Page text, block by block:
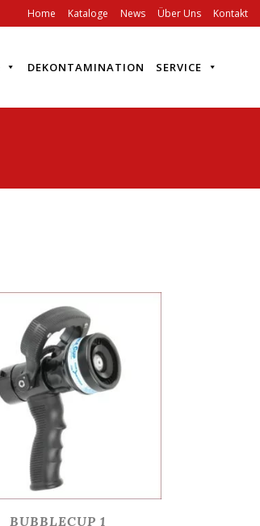
Home Kataloge News Über Uns Kontakt
DEKONTAMINATION SERVICE
BUBBLECUP 1